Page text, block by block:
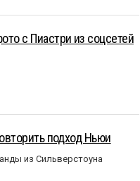
с Пиастри из соцсетей
подход Ньюи
из Сильверстоуна